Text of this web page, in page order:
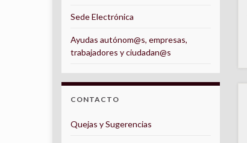
Sede Electrónica
Ayudas autónom@s, empresas,
trabajadores y ciudadan@s
CONTACTO
Quejas y Sugerencias